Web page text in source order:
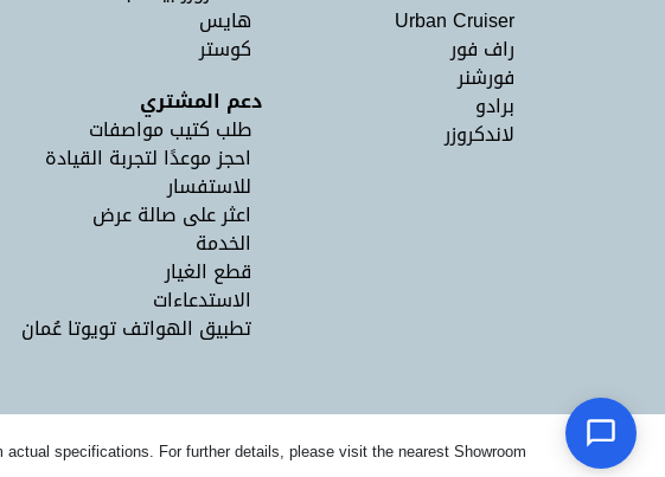
Urban Cruiser
راف فور
فورشنر
برادو
لاندكروزر
هايس
كوستر
دعم المشتري
طلب كتيب مواصفات
احجز موعدًا لتجربة القيادة
للاستفسار
اعثر على صالة عرض
الخدمة
قطع الغيار
الاستدعاءات
تطبيق الهواتف تويوتا عُمان
specifications. For further details, please visit the nearest Showroom.